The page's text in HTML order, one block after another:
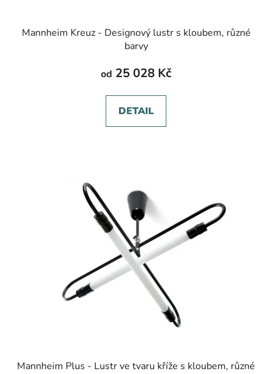
Mannheim Kreuz - Designový lustr s kloubem, různé
barvy
od 25 028 Kč
DETAIL
Mannheim Plus - Lustr ve tvaru kříže s kloubem, různé